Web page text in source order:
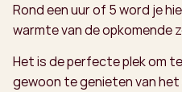
Rond een uur of 5 word je
warmte van de opkomende
Het is de perfecte plek om
gewoon te genieten van